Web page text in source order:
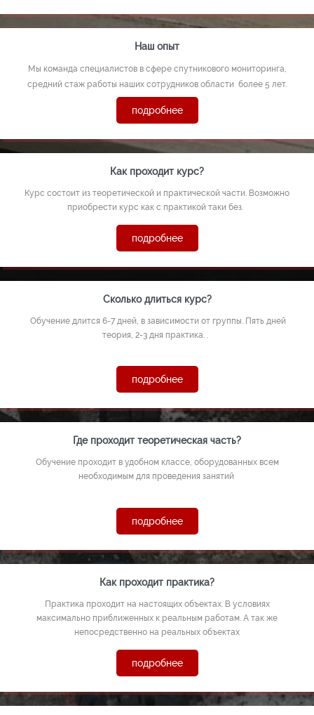
Наш опыт
Мы команда специалистов в сфере спутникового мониторинга,
средний стаж работы наших сотрудников области более 5 лет.
подробнее
Как проходит курс?
Курс состоит из теоретической и практической части. Возможно
приобрести курс как с практикой таки без.
подробнее
Сколько длиться курс?
Обучение длится 6-7 дней, в зависимости от группы. Пять дней
теория, 2-3 дня практика. .
подробнее
Где проходит теоретическая часть?
Обучение проходит в удобном классе, оборудованных всем
необходимым для проведения занятий
подробнее
Как проходит практика?
Практика проходит на настоящих объектах. В условиях
максимально приближенных к реальным работам. А так же
непосредственно на реальных объектах
подробнее